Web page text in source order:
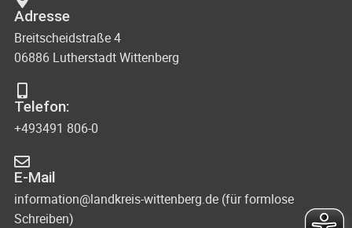
Adresse
Breitscheidstraße 4
06886 Lutherstadt Wittenberg
Telefon:
+493491 806-0
E-Mail
information@landkreis-wittenberg.de (für formlose
Schreiben)